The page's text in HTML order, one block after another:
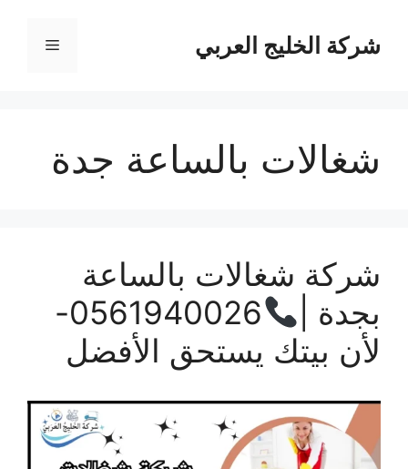
المحتوىشركة الخليج العربي القائمة
شغالات بالساعة جدة
شركة شغالات بالساعة
بجدة |
0561940026-
لأن بيتك يستحق الأفضل